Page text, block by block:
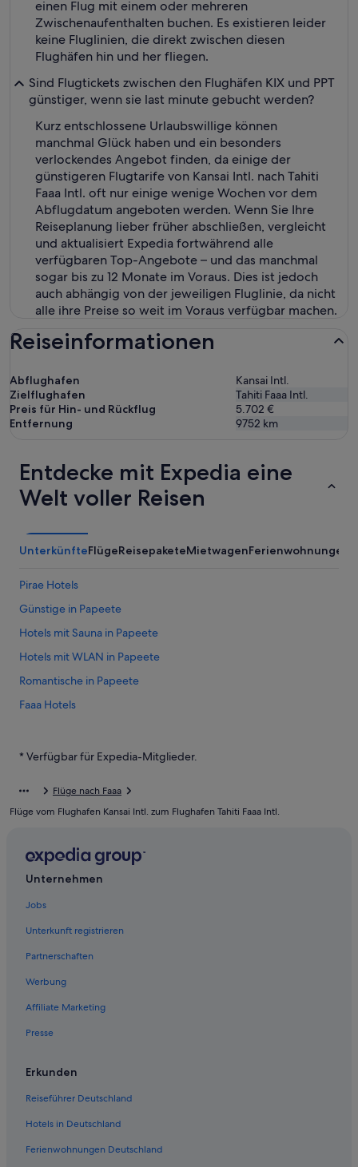
einen Flug mit einem oder mehreren
Zwischenaufenthalten buchen. Es existieren leider
keine Fluglinien, die direkt zwischen diesen
Flughäfen hin und her fliegen.
Sind Flugtickets zwischen den Flughäfen KIX und PPT
günstiger, wenn sie last minute gebucht werden?
Kurz entschlossene Urlaubswillige können
manchmal Glück haben und ein besonders
verlockendes Angebot finden, da einige der
günstigeren Flugtarife von Kansai Intl. nach Tahiti
Faaa Intl. oft nur einige wenige Wochen vor dem
Abflugdatum angeboten werden. Wenn Sie Ihre
Reiseplanung lieber früher abschließen, vergleicht
und aktualisiert Expedia fortwährend alle
verfügbaren Top-Angebote – und das manchmal
sogar bis zu 12 Monate im Voraus. Dies ist jedoch
auch abhängig von der jeweiligen Fluglinie, da nicht
alle ihre Preise so weit im Voraus verfügbar machen.
Reiseinformationen
Abflughafen
Kansai Intl.
Zielflughafen
Tahiti Faaa Intl.
Preis für Hin- und Rückflug
5.702 €
Entfernung
9752 km
Entdecke mit Expedia eine
Welt voller Reisen
UnterkünfteFlügeReisepaketeMietwagenFerienwohnungen
Pirae Hotels
Günstige in Papeete
Hotels mit Sauna in Papeete
Hotels mit WLAN in Papeete
Romantische in Papeete
Faaa Hotels
Hotels nahe Parc Bougainville
Taunoa Hotels
Hotels mit Yoga in Papeete
Hostels in Papeete
Papeete Hotels
Ferienwohnungen in Papeete
Luxus in Papeete
5-Sterne-Hotels in Papeete
* Verfügbar für Expedia-Mitglieder.
Flüge nach Faaa
Flüge vom Flughafen Kansai Intl. zum Flughafen Tahiti Faaa Intl.
Unternehmen
Jobs
Unterkunft registrieren
Partnerschaften
Werbung
Affiliate Marketing
Presse
Erkunden
Reiseführer Deutschland
Hotels in Deutschland
Ferienwohnungen Deutschland